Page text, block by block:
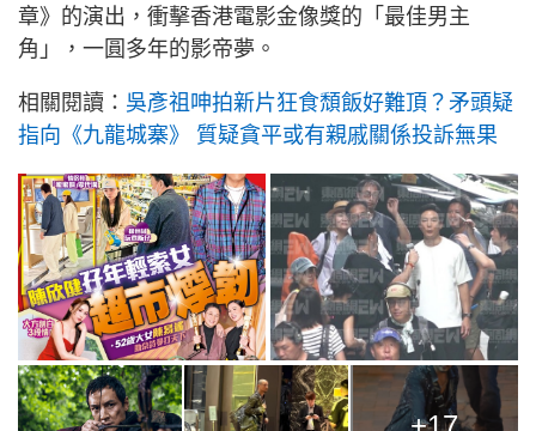
章》的演出，衝擊香港電影金像獎的「最佳男主
角」，一圓多年的影帝夢。
相關閱讀： 吳彥祖呻拍新片狂食頹飯好難頂？矛頭疑
指向《九龍城寨》 質疑貪平或有親戚關係投訴無果